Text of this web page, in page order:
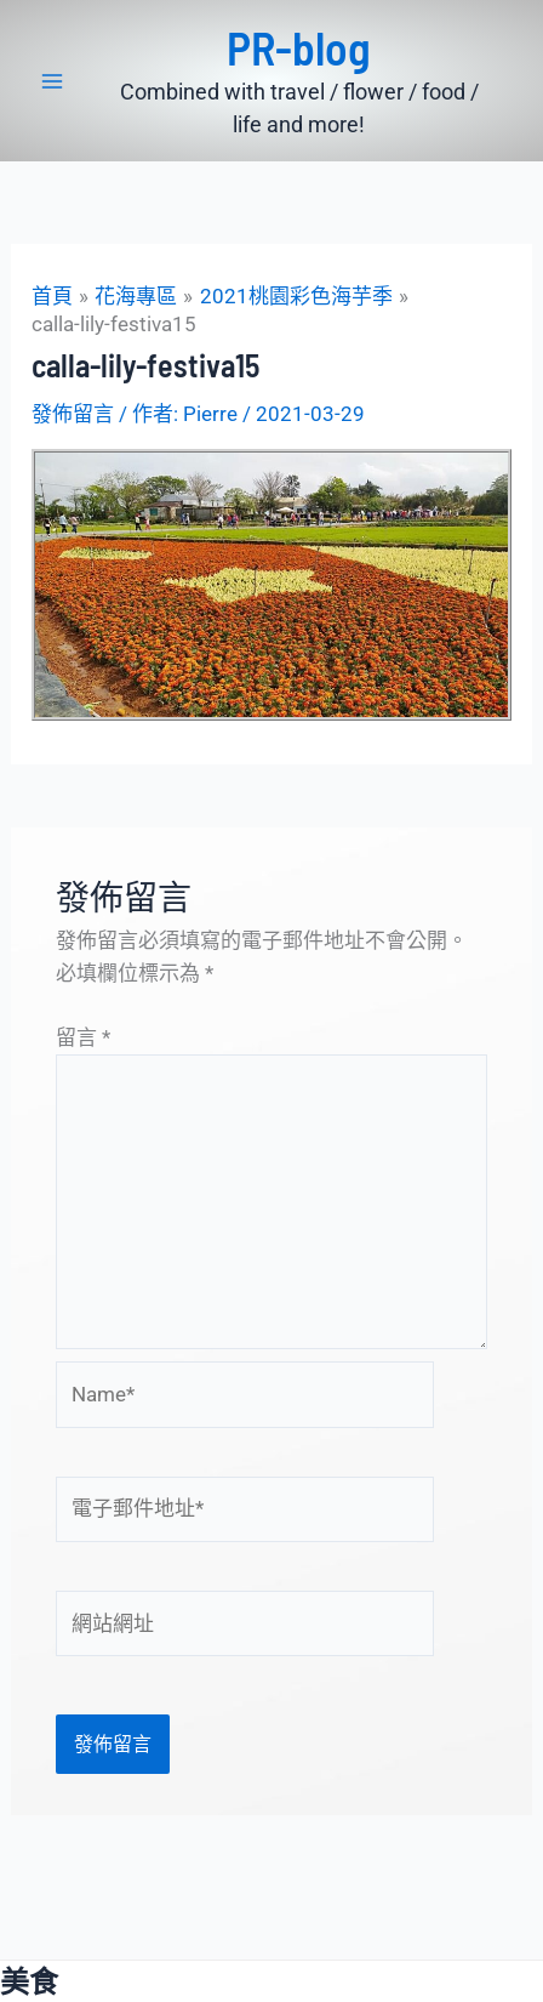
PR-blog
Combined with travel / flower / food /
life and more!
首頁 花海專區
2021桃園彩色海芋季
calla-lily-festiva15
calla-lily-festiva15
發佈留言 / 作者: Pierre /2021-03-29
發佈留言
發佈留言必須填寫的電子郵件地址不會公開。
必填欄位標示為 *
留言 *
子
地
站
美食